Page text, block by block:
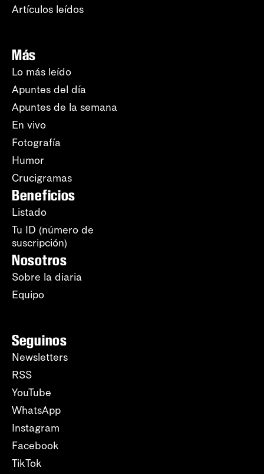
Artículos leídos
Más
Lo más leído
Apuntes del día
Apuntes de la semana
En vivo
Fotografía
Humor
Crucigramas
Beneficios
Listado
Tu ID (número de
suscripción)
Nosotros
Sobre la diaria
Equipo
Seguinos
Newsletters
RSS
YouTube
WhatsApp
Instagram
Facebook
TikTok